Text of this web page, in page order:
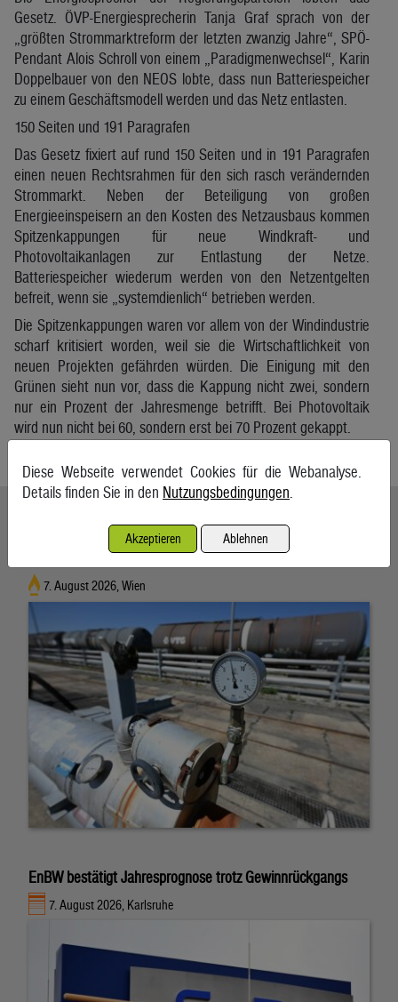
Gesetz. ÖVP-Energiesprecherin Tanja Graf sprach von der
„größten Strommarktreform der letzten zwanzig Jahre“, SPÖ-
Pendant Alois Schroll von einem „Paradigmenwechsel“, Karin
Doppelbauer von den NEOS lobte, dass nun Batteriespeicher
zu einem Geschäftsmodell werden und das Netz entlasten.
150 Seiten und 191 Paragrafen
Das Gesetz fixiert auf rund 150 Seiten und in 191 Paragrafen
einen neuen Rechtsrahmen für den sich rasch verändernden
Strommarkt. Neben der Beteiligung von großen
Energieeinspeisern an den Kosten des Netzausbaus kommen
Spitzenkappungen für neue Windkraft- und
Photovoltaikanlagen zur Entlastung der Netze.
Batteriespeicher wiederum werden von den Netzentgelten
befreit, wenn sie „systemdienlich“ betrieben werden.
Die Spitzenkappungen waren vor allem von der Windindustrie
scharf kritisiert worden, weil sie die Wirtschaftlichkeit von
neuen Projekten gefährden würden. Die Einigung mit den
Grünen sieht nun vor, dass die Kappung nicht zwei, sondern
nur ein Prozent der Jahresmenge betrifft. Bei Photovoltaik
wird nun nicht bei 60, sondern erst bei 70 Prozent gekappt.
Energieimporte trieben im Mai die Einfuhren an
7. August 2026, Wien
EnBW bestätigt Jahresprognose trotz Gewinnrückgangs
7. August 2026, Karlsruhe
Diese Webseite verwendet Cookies für die Webanalyse.
Details finden Sie in den Nutzungsbedingungen
Akzeptieren Ablehnen